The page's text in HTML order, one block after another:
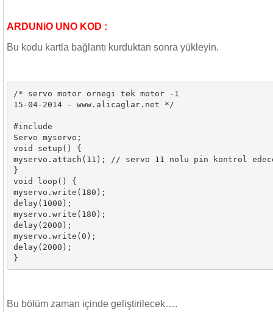
ARDUNiO UNO KOD :
Bu kodu kartla bağlantı kurduktan sonra yükleyin.
/* servo motor ornegi tek motor -1
15-04-2014 - www.alicaglar.net */
#include
Servo myservo;
void setup() {
myservo.attach(11); // servo 11 nolu pin kontrol
}
void loop() {
myservo.write(180);
delay(1000);
myservo.write(180);
delay(2000);
myservo.write(0);
delay(2000);
}
Bu bölüm zaman içinde geliştirilecek….